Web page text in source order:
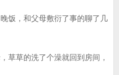
，和父母敷衍了事的聊了几
草的洗了个澡就回到房间，